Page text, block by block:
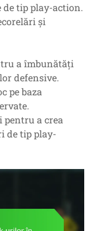
tip play-action.
și
a îmbunătăți
defensive.
pe baza
a crea
de tip play-